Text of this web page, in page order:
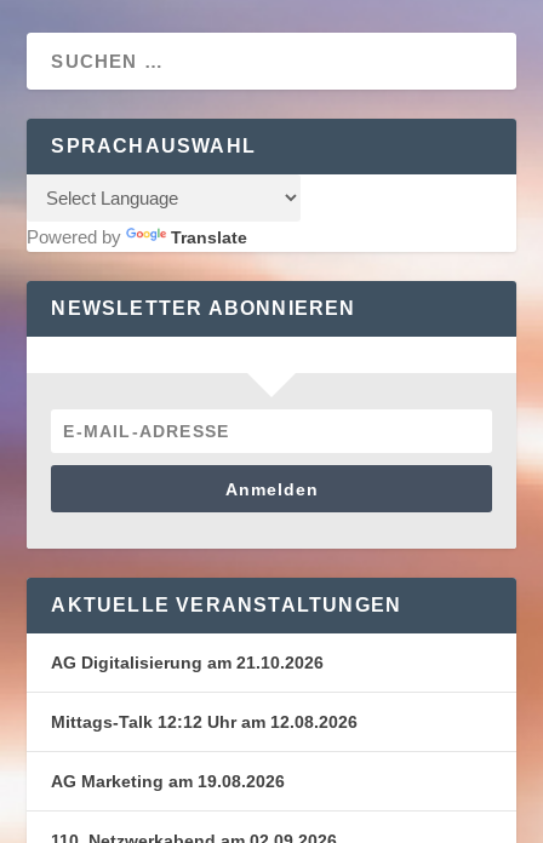
SPRACHAUSWAHL
Powered by Translate
NEWSLETTER ABONNIEREN
Anmelden
AKTUELLE VERANSTALTUNGEN
AG Digitalisierung am 21.10.2026
Mittags-Talk 12:12 Uhr am 12.08.2026
AG Marketing am 19.08.2026